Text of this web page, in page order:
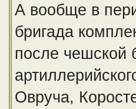
А вообще в
бригада
после чешской
Овруча,